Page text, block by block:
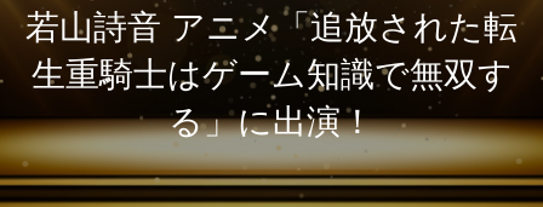
若山詩音 アニメ「追放された転
生重騎士はゲーム知識で無双す
る」に出演！